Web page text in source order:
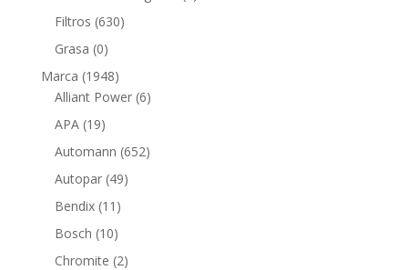
Filtros 630630
Grasa 00
productos
Marca 19481948
productos
Alliant Power 66
APA 1919
productos
Automann 652652
Autopar 4949
Bendix 11 11
productos
Bosch 1010
productos
Chromite 22